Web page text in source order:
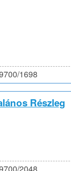
1698
Részleg
2048